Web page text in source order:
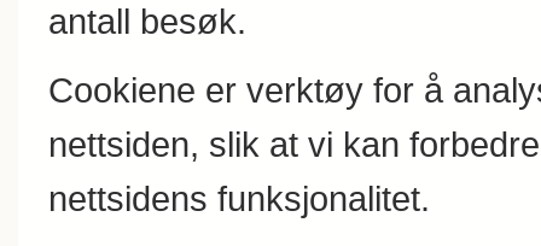
antall besøk.
Cookiene er verktøy for å
nettsiden, slik at vi kan
nettsidens funksjonalitet.